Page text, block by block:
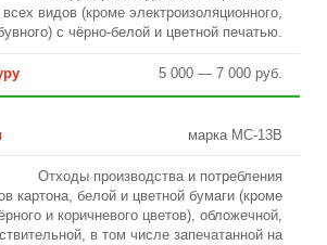
всех видов (кроме электроизоляционного,
с чёрно-белой и цветной печатью.
5 000 — 7 000 руб.
марка МС-13В
Отходы производства и потребления
картона, белой и цветной бумаги (кроме
и коричневого цветов), обложечной,
в том числе запечатанной на